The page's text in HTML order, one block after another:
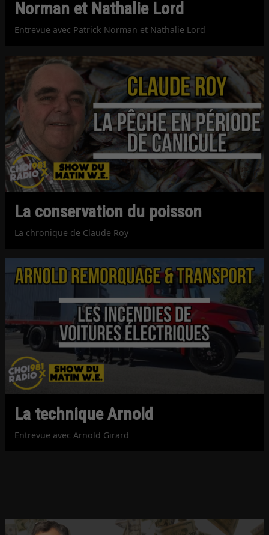
Norman et Nathalie Lord
Entrevue avec Patrick Norman et Nathalie Lord
La conservation du poisson
La chronique de Claude Roy
La technique Arnold
Entrevue avec Arnold Girard